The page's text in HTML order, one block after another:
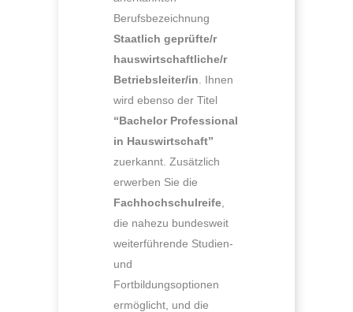
Berufsbezeichnung
Staatlich geprüfte/r
hauswirtschaftliche/r
Betriebsleiter/in . Ihnen
wird ebenso der Titel
“Bachelor Professional
in Hauswirtschaft”
zuerkannt. Zusätzlich
erwerben Sie die
Fachhochschulreife
die nahezu bundesweit
weiterführende Studien-
und
Fortbildungsoptionen
ermöglicht, und die